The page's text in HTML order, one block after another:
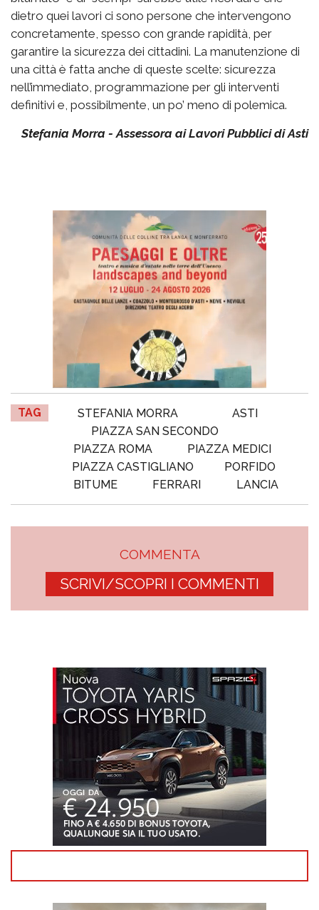
dietro quei lavori ci sono persone che intervengono
concretamente, spesso con grande rapidità, per
garantire la sicurezza dei cittadini. La manutenzione di
una città è fatta anche di queste scelte: sicurezza
nell’immediato, programmazione per gli interventi
definitivi e, possibilmente, un po’ meno di polemica.
Stefania Morra - Assessora ai Lavori Pubblici di Asti
TAG STEFANIA MORRA
ASTI
PIAZZA SAN SECONDO
PIAZZA ROMA
PIAZZA MEDICI
PIAZZA CASTIGLIANO
PORFIDO
BITUME
FERRARI LANCIA
COMMENTA
SCRIVI/SCOPRI I COMMENTI